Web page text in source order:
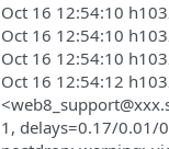
Oct 16 12:54:10
Oct 16 12:54:10
Oct 16 12:54:10
Oct 16 12:54:12
1, delays=0.17/0.01/